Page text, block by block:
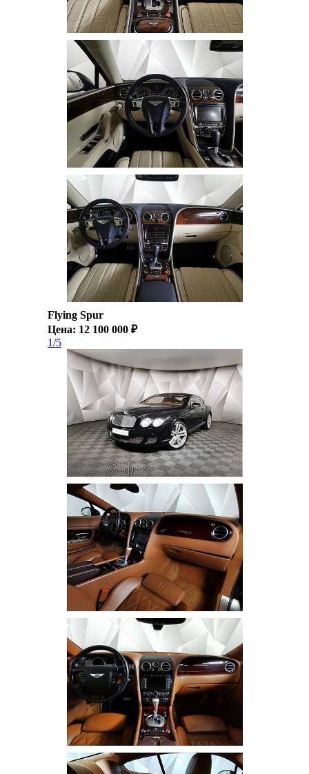
Flying Spur
Цена: 12 100 000 ₽
1/5